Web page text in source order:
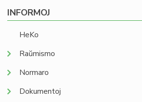
INFORMOJ
HeKo
Raŭmismo
Normaro
Dokumentoj